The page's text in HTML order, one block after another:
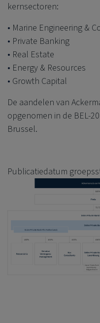
kernsectoren:
Marine Engineering &
Private Banking
Real Estate
Energy & Resources
Growth Capital
De aandelen van
opgenomen in de BEL-
Brussel.
Publicatiedatum